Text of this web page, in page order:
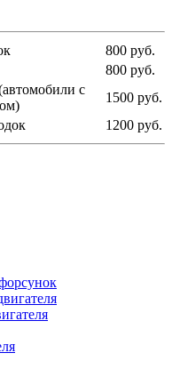
800 руб.
800 руб.
с
1500 руб.
1200 руб.